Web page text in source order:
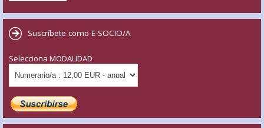
Suscríbete como E-SOCIO/A
Selecciona MODALIDAD